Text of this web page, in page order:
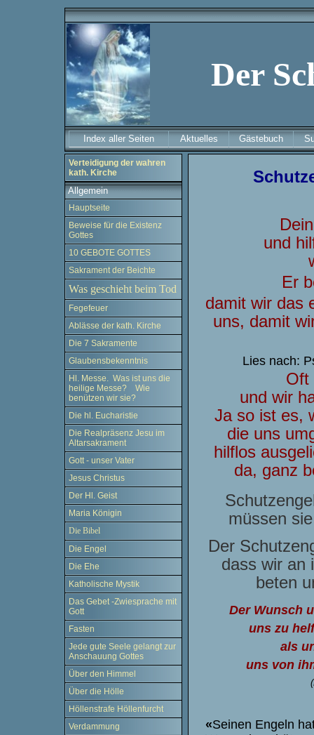
Der
Index aller Seiten Aktuelles Gästebuch
Verteidigung der wahren
kath. Kirche
Allgemein
Hauptseite
Beweise für die Existenz
Gottes
10 GEBOTE GOTTES
Sakrament der Beichte
Was geschieht beim Tod
Fegefeuer
Ablässe der kath. Kirche
Die 7 Sakramente
Glaubensbekenntnis
Hl. Messe. Was ist uns die
heilige Messe? Wie
benützen wir sie?
Die hl. Eucharistie
Die Realpräsenz Jesu im
Altarsakrament
Gott - unser Vater
Jesus Christus
Der Hl. Geist
Maria Königin
Die Bibel
Die Engel
Die Ehe
Katholische Mystik
Das Gebet -Zwiesprache mit
Gott
Fasten
Jede gute Seele gelangt zur
Anschauung Gottes
Über den Himmel
Über die Hölle
Höllenstrafe Höllenfurcht
Verdammung
und
Er
damit wir das
uns, damit
Lies nach:
Oft
und wir
Ja so ist es,
die uns
hilflos
da, ganz
müssen
Der
dass wir an
beten
Der Wunsch
uns zu
als
uns von
«Seinen Engeln